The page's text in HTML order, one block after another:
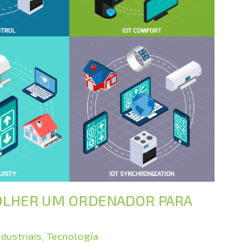
UM ORDENADOR PARA
,Tecnología